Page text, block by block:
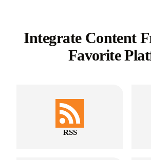
Integrate Content
Favorite
RSS